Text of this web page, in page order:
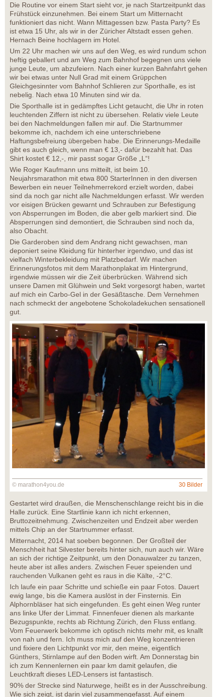
Die Routine vor einem Start sieht vor, je nach Startzeitpunkt das
Frühstück einzunehmen. Bei einem Start um Mitternacht
funktioniert das nicht. Wann Mittagessen bzw. Pasta Party? Es
ist etwa 15 Uhr, als wir in der Züricher Altstadt essen gehen.
Hernach Beine hochlagern im Hotel.
Um 22 Uhr machen wir uns auf den Weg, es wird rundum schon
heftig geballert und am Weg zum Bahnhof begegnen uns viele
junge Leute, um abzufeiern. Nach einer kurzen Bahnfahrt gehen
wir bei etwas unter Null Grad mit einem Grüppchen
Gleichgesinnter vom Bahnhof Schlieren zur Sporthalle, es ist
nebelig. Nach etwa 10 Minuten sind wir da.
Die Sporthalle ist in gedämpftes Licht getaucht, die Uhr in roten
leuchtenden Ziffern ist nicht zu übersehen. Relativ viele Leute
bei den Nachmeldungen fallen mir auf. Die Startnummer
bekomme ich, nachdem ich eine unterschriebene
Haftungsbefreiung übergeben habe. Die Erinnerungs-Medaille
gibt es auch gleich, wenn man € 13,- dafür bezahlt hat. Das
Shirt kostet € 12,-, mir passt sogar Größe „L“!
Wie Roger Kaufmann uns mitteilt, ist beim 10.
Neujahrsmarathon mit etwa 800 StarterInnen in den diversen
Bewerben ein neuer Teilnehmerrekord erzielt worden, dabei
sind da noch gar nicht alle Nachmeldungen erfasst. Wir werden
vor eisigen Brücken gewarnt und Schrauben zur Befestigung
von Absperrungen im Boden, die aber gelb markiert sind. Die
Absperrungen sind demontiert, die Schrauben sind noch da,
also Obacht.
Die Garderoben sind dem Andrang nicht gewachsen, man
deponiert seine Kleidung für hinterher irgendwo, und das ist
vielfach Winterbekleidung mit Platzbedarf. Wir machen
Erinnerungsfotos mit dem Marathonplakat im Hintergrund,
irgendwie müssen wir die Zeit überbrücken. Während sich
unsere Damen mit Glühwein und Sekt vorgesorgt haben, wartet
auf mich ein Carbo-Gel in der Gesäßtasche. Dem Vernehmen
nach schmeckt der angebotene Schokoladekuchen sensationell
gut.
© marathon4you.de 30 Bilder
Gestartet wird draußen, die Menschenschlange reicht bis in die
Halle zurück. Eine Startlinie kann ich nicht erkennen,
Bruttozeitnehmung. Zwischenzeiten und Endzeit aber werden
mittels Chip an der Startnummer erfasst.
Mitternacht, 2014 hat soeben begonnen. Der Großteil der
Menschheit hat Silvester bereits hinter sich, nun auch wir. Wäre
an sich der richtige Zeitpunkt, um den Donauwalzer zu tanzen,
heute aber ist alles anders. Zwischen Feuer speienden und
rauchenden Vulkanen geht es raus in die Kälte, -2°C.
Ich laufe ein paar Schritte und schieße ein paar Fotos. Dauert
ewig lange, bis die Kamera auslöst in der Finsternis. Ein
Alphornbläser hat sich eingefunden. Es geht einen Weg runter
ans linke Ufer der Limmat. Finnenfeuer dienen als markante
Bezugspunkte, rechts ab Richtung Zürich, den Fluss entlang.
Vom Feuerwerk bekomme ich optisch nichts mehr mit, es knallt
von nah und fern. Ich muss mich auf den Weg konzentrieren
und fixiere den Lichtpunkt vor mir, den meine, eigentlich
Günthers, Stirnlampe auf den Boden wirft. Am Donnerstag bin
ich zum Kennenlernen ein paar km damit gelaufen, die
Leuchtkraft dieses LED-Lensers ist fantastisch.
90% der Strecke sind Naturwege, heißt es in der Ausschreibung.
Wie sich zeigt, ist darin viel zusammengefasst. Auf einem